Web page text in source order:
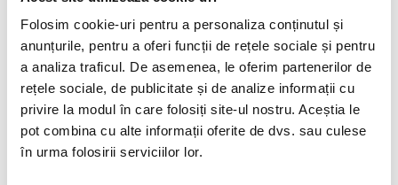
Folosim cookie-uri pentru a personaliza conținutul și
anunțurile, pentru a oferi funcții de rețele sociale și pentru
a analiza traficul. De asemenea, le oferim partenerilor de
rețele sociale, de publicitate și de analize informații cu
privire la modul în care folosiți site-ul nostru. Aceștia le
pot combina cu alte informații oferite de dvs. sau culese
în urma folosirii serviciilor lor.
Temei: Prelucrarea datelor dumneavoastră pentru acest scop
are la bază consimțământul dumneavoastră, dacă alegeți să-l
furnizați.
Vă puteți exprima consimțământul pentru prelucrarea datelor în
acest scop prin completarea și bifarea căsuței corespunzătoare
din formularul pentru abonarea la newsletter disponibil pe Site.
Pentru dezabonarea de la primirea unor astfel de comunicări
comerciale puteți folosi opţiunea de la finalul fiecărui e-mail/